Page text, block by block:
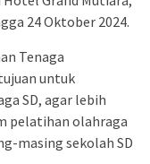
24 Oktober 2024.
Tenaga
untuk
SD, agar lebih
pelatihan olahraga
masing sekolah SD